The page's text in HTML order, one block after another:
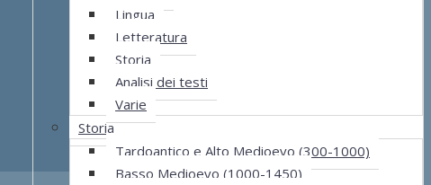
Lingua
Letteratura
Storia
Analisi dei testi
Varie
Storia
Tardoantico e Alto Medioevo (300-1000)
Basso Medioevo (1000-1450)